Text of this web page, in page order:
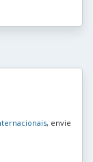
, envie